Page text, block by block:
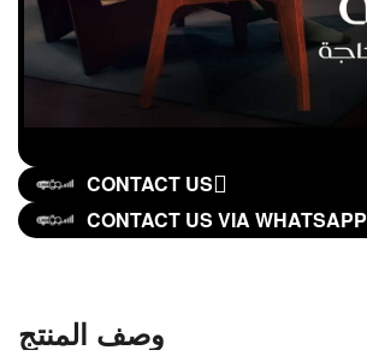
CONTACT US
CONTACT US VIA WHATSAPP
وصف المنتج